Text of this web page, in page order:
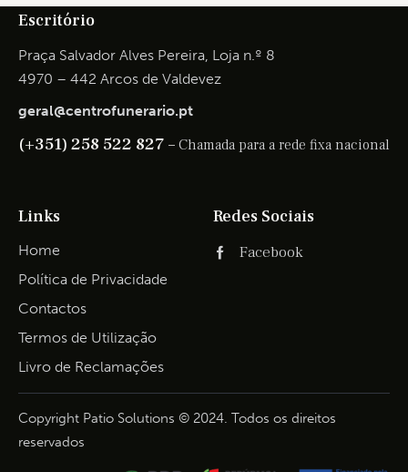
Escritório
Praça Salvador Alves Pereira, Loja n.º 8
4970 – 442 Arcos de Valdevez
geral@centrofunerario.pt
(+351) 258 522 827 – Chamada para a rede fixa nacional
Links
Home
Política de Privacidade
Contactos
Termos de Utilização
Livro de Reclamações
Redes Sociais
Facebook
Copyright Patio Solutions © 2024. Todos os direitos
reservados